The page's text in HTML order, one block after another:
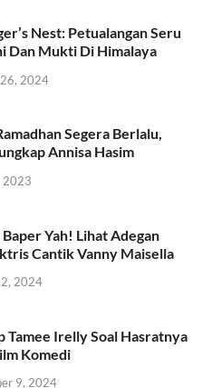
Nest: Petualangan Seru
Dan Mukti Di Himalaya
2024
Segera Berlalu,
Annisa Hasim
2023
Baper Yah! Lihat Adegan
Cantik Vanny Maisella
2024
Tamee Irelly Soal Hasratnya
Komedi
9, 2024